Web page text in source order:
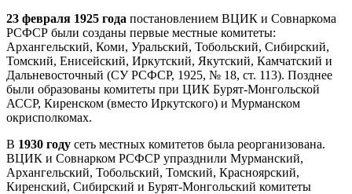
23 февраля 1925 года постановлением ВЦИК и Совнаркома
РСФСР были созданы первые местные комитеты:
Архангельский, Коми, Уральский, Тобольский, Сибирский,
Томский, Енисейский, Иркутский, Якутский, Камчатский и
Дальневосточный (СУ РСФСР, 1925, № 18, ст. 113). Позднее
были образованы комитеты при ЦИК Бурят-Монгольской
АССР, Киренском (вместо Иркутского) и Мурманском
окрисполкомах.
В 1930 году сеть местных комитетов была реорганизована.
ВЦИК и Совнарком РСФСР упразднили Мурманский,
Архангельский, Тобольский, Томский, Красноярский,
Киренский, Сибирский и Бурят-Монгольский комитеты